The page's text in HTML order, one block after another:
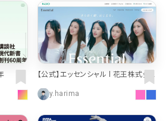
【公式】エッセンシャル l 花王株式会
y.harima